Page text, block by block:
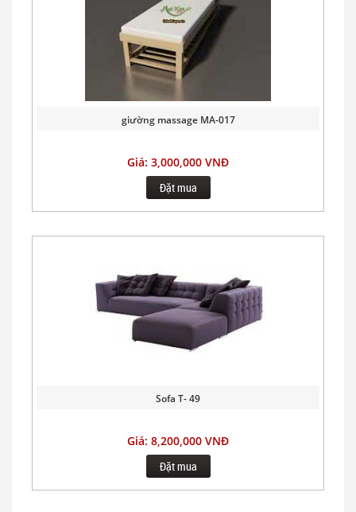
giường massage MA-017
Giá: 3,000,000 VNĐ
Đặt mua
Sofa T- 49
Giá: 8,200,000 VNĐ
Đặt mua